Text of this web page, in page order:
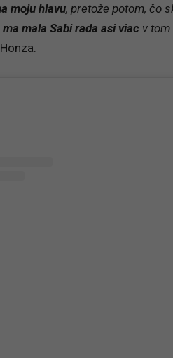
moju hlavu, pretože potom, čo
ma mala Sabi rada asi viac v